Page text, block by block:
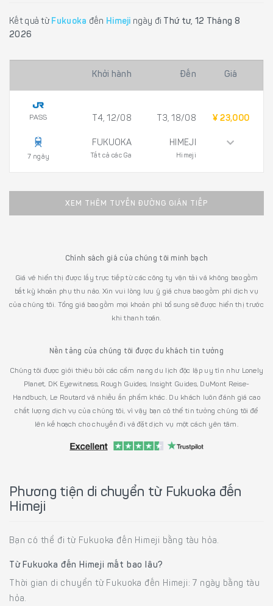
Kết quả từ Fukuoka đến Himeji ngày đi
Thứ tư, 12 Tháng 8
2026
Khởi hành Đến Giá
PASS
7 ngày
T4, 12/08
FUKUOKA
Tất cả các Ga
T3, 18/08
HIMEJI
Himeji
¥ 23,000
XEM THÊM TUYẾN ĐƯỜNG GIÁN TIẾP
Chính sách giá của chúng tôi minh bạch
Giá vé hiển thị được lấy trực tiếp từ các công ty vận tải và không bao gồm
bất kỳ khoản phụ thu nào. Xin vui lòng lưu ý giá chưa bao gồm phí dịch vụ
của chúng tôi. Tổng giá bao gồm mọi khoản phí bổ sung sẽ được hiển thị trước
khi thanh toán.
Nền tảng của chúng tôi được du khách tin tưởng
Chúng tôi được giới thiệu bởi các cẩm nang du lịch độc lập uy tín như Lonely
Planet, DK Eyewitness, Rough Guides, Insight Guides, DuMont Reise-
Handbuch, Le Routard và nhiều ấn phẩm khác. Du khách luôn đánh giá cao
chất lượng dịch vụ của chúng tôi, vì vậy bạn có thể tin tưởng chúng tôi để
lên kế hoạch cho chuyến đi và đặt dịch vụ một cách yên tâm.
Phương tiện di chuyển từ Fukuoka đến
Himeji
Bạn có thể đi từ Fukuoka đến Himeji bằng tàu hỏa.
Từ Fukuoka đến Himeji mất bao lâu?
Thời gian di chuyển từ Fukuoka đến Himeji: 7 ngày bằng tàu
hỏa.